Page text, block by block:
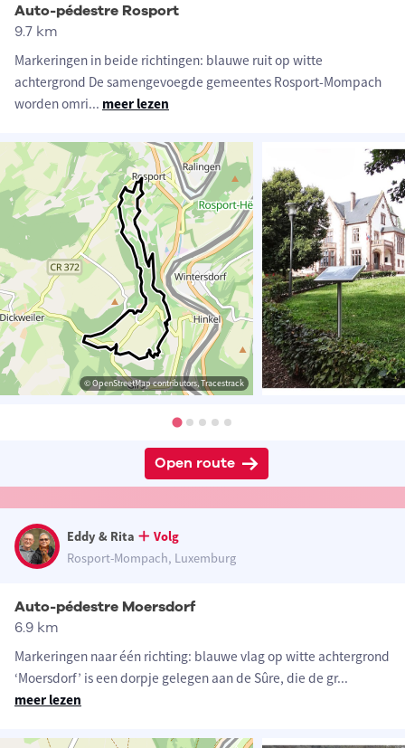
Auto-pédestre Rosport
9.7 km
Markeringen in beide richtingen: blauwe ruit op witte
achtergrond De samengevoegde gemeentes Rosport-Mompach
worden omri... meer lezen
© OpenStreetMap contributors, Tracestrack
Open route
Eddy & Rita
Volg
Rosport-Mompach, Luxemburg
Auto-pédestre Moersdorf
6.9 km
Markeringen naar één richting: blauwe vlag op witte achtergrond
‘Moersdorf’ is een dorpje gelegen aan de Sûre, die de gr...
meer lezen